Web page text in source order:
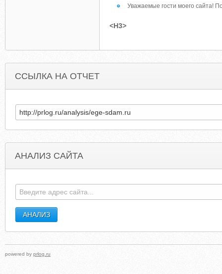
Уважаемые гости моего сайта!
<H3>
ССЫЛКА НА ОТЧЕТ
АНАЛИЗ САЙТА
powered by prlog.ru